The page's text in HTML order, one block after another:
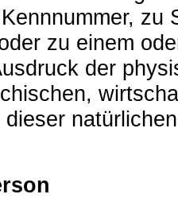
zu
zu einem
der